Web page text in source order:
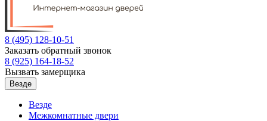
8 (495) 128-10-51
Заказать обратный звонок
8 (925) 164-18-52
Вызвать замерщика
Везде
Везде
Межкомнатные двери